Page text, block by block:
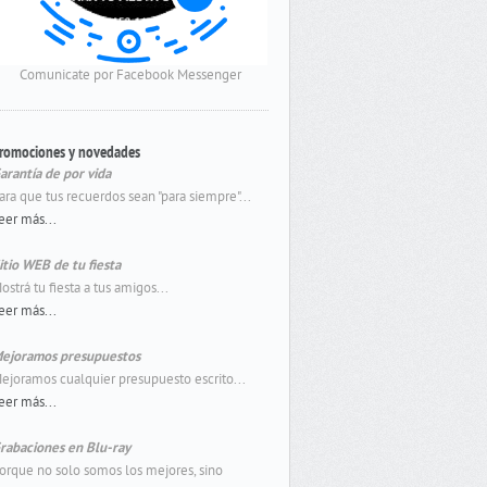
Comunicate por Facebook Messenger
y novedades
de por vida
que tus recuerdos sean "para siempre"...
más...
WEB de tu fiesta
tu fiesta a tus amigos...
más...
presupuestos
cualquier presupuesto escrito...
más...
en Blu-ray
no solo somos los mejores, sino